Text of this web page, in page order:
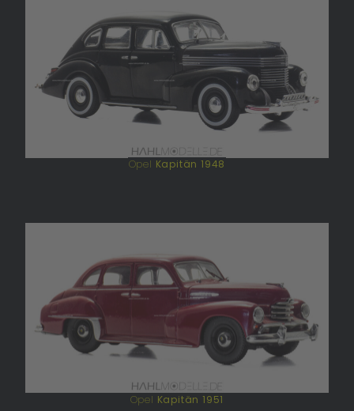
Opel Kapitän 1948
Opel Kapitän 1951